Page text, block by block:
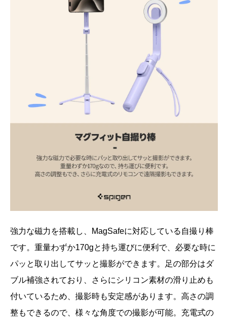
強力な磁力を搭載し、MagSafeに対応している自撮り棒
です。重量わずか170gと持ち運びに便利で、必要な時に
パッと取り出してサッと撮影ができます。足の部分はダ
ブル補強されており、さらにシリコン素材の滑り止めも
付いているため、撮影時も安定感があります。高さの調
整もできるので、様々な角度での撮影が可能。充電式の